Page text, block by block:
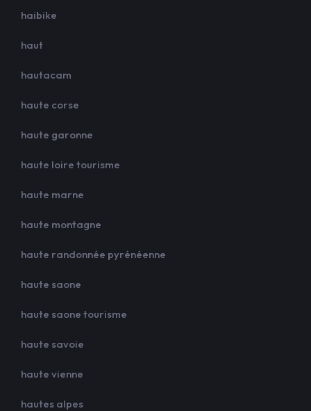
haibike
haut
hautacam
haute corse
haute garonne
haute loire tourisme
haute marne
haute montagne
haute randonnée pyrénéenne
haute saone
haute saone tourisme
haute savoie
haute vienne
hautes alpes